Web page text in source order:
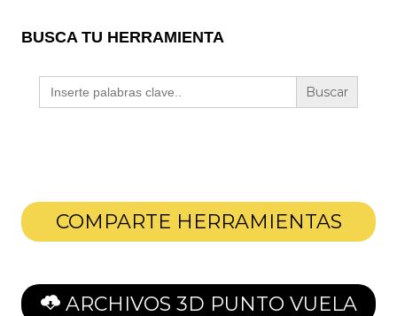
BUSCA TU HERRAMIENTA
Buscar:
COMPARTE HERRAMIENTAS
ARCHIVOS 3D PUNTO VUELA